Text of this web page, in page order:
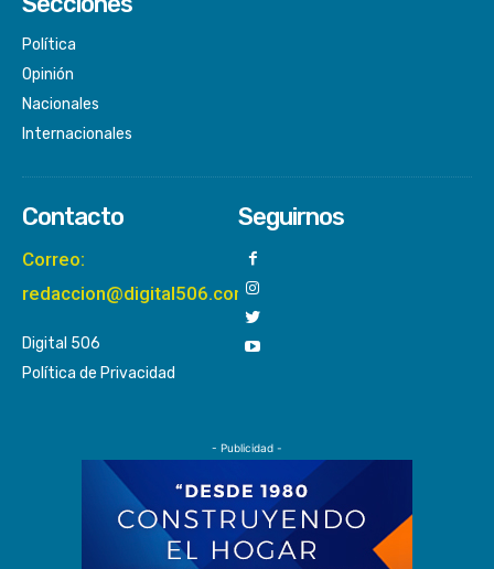
Política
Opinión
Nacionales
Internacionales
Contacto
Correo:
redaccion@digital506.com
Digital 506
Política de Privacidad
Seguirnos
- Publicidad -